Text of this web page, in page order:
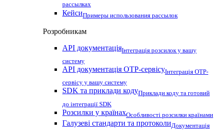
рассылках
КейсиПримеры использования рассылок
Розробникам
API документаціяІнтеграція розсилок у вашу
систему
API документація OTP-сервісуІнтеграція OTP-
сервісу у вашу систему
SDK та приклади кодуПриклади коду та готовий
до інтеграції SDK
Розсилки у країнахОсобливості розсилки країнами
Галузеві стандарти та протоколиДокументація